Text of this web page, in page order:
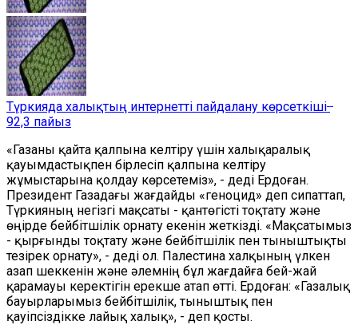
Түркияда халықтың интернетті пайдалану көрсеткіші ̶
92,3 пайыз
«Газаны қайта қалпына келтіру үшін халықаралық
қауымдастықпен бірлесіп қалпына келтіру
жұмыстарына қолдау көрсетеміз», - деді Ердоған.
Президент Газадағы жағдайды «геноцид» деп сипаттап,
Түркияның негізгі мақсаты - қантөгісті тоқтату және
өңірде бейбітшілік орнату екенін жеткізді. «Мақсатымыз
- қырғынды тоқтату және бейбітшілік пен тыныштықты
тезірек орнату», - деді ол. Палестина халқының үлкен
азап шеккенін және әлемнің бұл жағдайға бей-жай
қарамауы керектігін ерекше атап өтті. Ердоған: «Газалық
бауырларымыз бейбітшілік, тыныштық пен
қауіпсіздікке лайық халық», - деп қосты.